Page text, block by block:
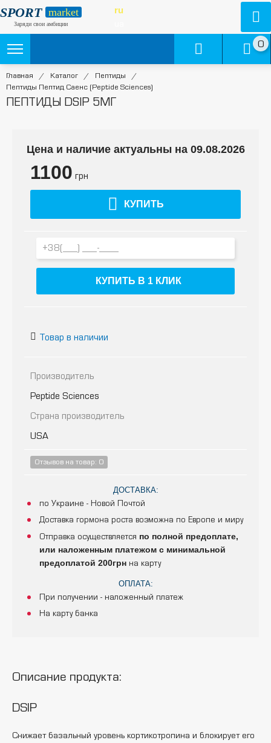
SPORT market
Заряди свои амбиции
ru
0
Главная / Каталог / Пептиды
/
Пептиды Пептид Саенс (Peptide Sciences)
ПЕПТИДЫ DSIP 5МГ
Цена и наличие актуальны на 09.08.2026
1100 грн
КУПИТЬ
КУПИТЬ В 1 КЛИК
Товар в наличии
Производитель
Peptide Sciences
Страна производитель
USA
Отзывов на товар: 0
ДОСТАВКА:
по Украине - Новой Почтой
Доставка гормона роста возможна по Европе и миру
Отправка осуществляется по полной предоплате,
или наложенным платежом с минимальной
предоплатой 200грн на карту
ОПЛАТА:
При получении - наложенный платеж
На карту банка
Описание продукта:
DSIP
Снижает базальный уровень кортикотропина и блокирует его